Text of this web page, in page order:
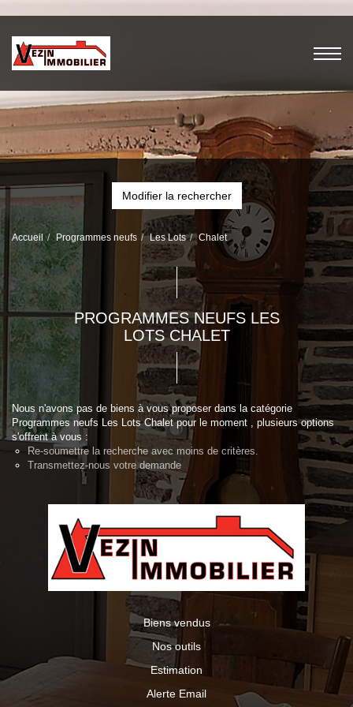
Modifier la rechercher
Accueil Programmes neufs Les Lots Chalet
PROGRAMMES NEUFS LES
LOTS CHALET
Nous n'avons pas de biens à vous proposer dans la catégorie
Programmes neufs Les Lots Chalet pour le moment , plusieurs options
s'offrent à vous :
Re-soumettre la recherche avec moins de critères.
Transmettez-nous votre demande
Biens vendus
Nos outils
Estimation
Alerte Email